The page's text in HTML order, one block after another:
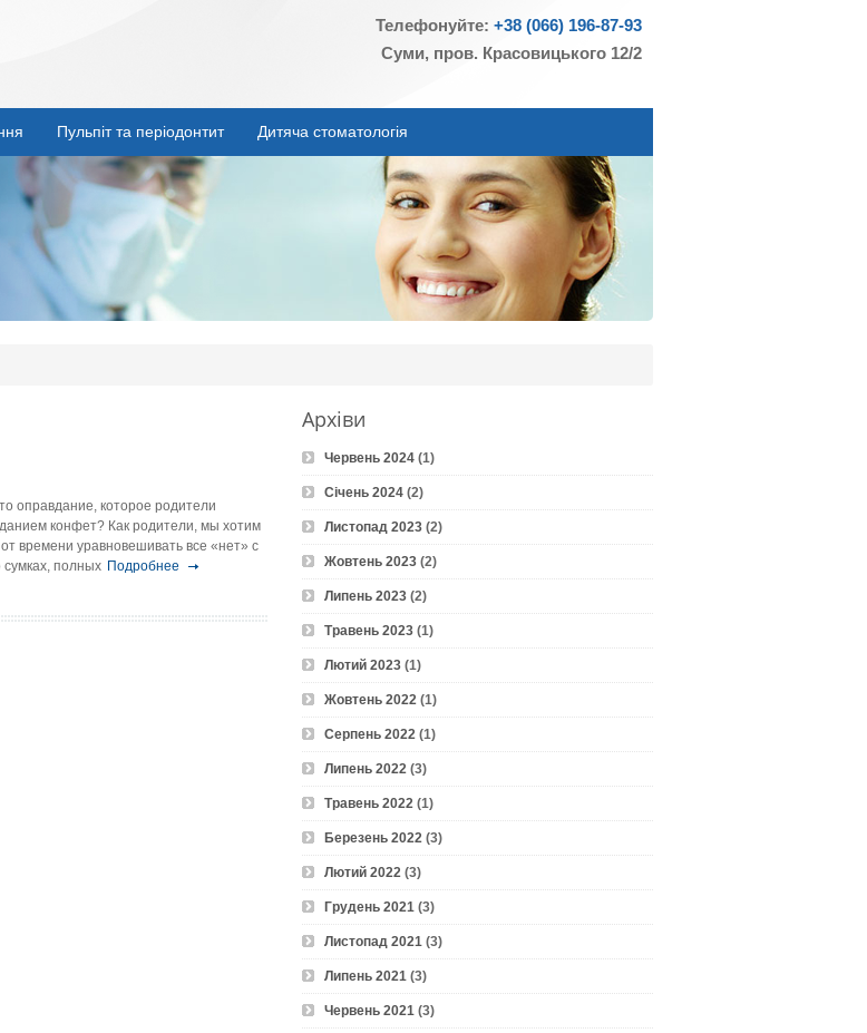
Телефонуйте: +38 (066) 196-87-93
Суми, пров. Красовицького 12/2
Пульпіт та періодонтит Дитяча стоматологія
оправдание, которое родители
конфет? Как родители, мы хотим
времени уравновешивать все «нет» с
сумках, полных Подробнее
Архіви
Червень 2024 (1)
Січень 2024 (2)
Листопад 2023 (2)
Жовтень 2023 (2)
Липень 2023 (2)
Травень 2023 (1)
Лютий 2023 (1)
Жовтень 2022 (1)
Серпень 2022 (1)
Липень 2022 (3)
Травень 2022 (1)
Березень 2022 (3)
Лютий 2022 (3)
Грудень 2021 (3)
Листопад 2021 (3)
Липень 2021 (3)
Червень 2021 (3)